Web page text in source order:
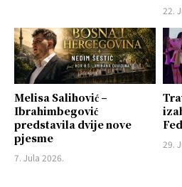
22.
Melisa Salihović –
Ibrahimbegović
predstavila dvije nove
pjesme
7. Jula 2026.
29.